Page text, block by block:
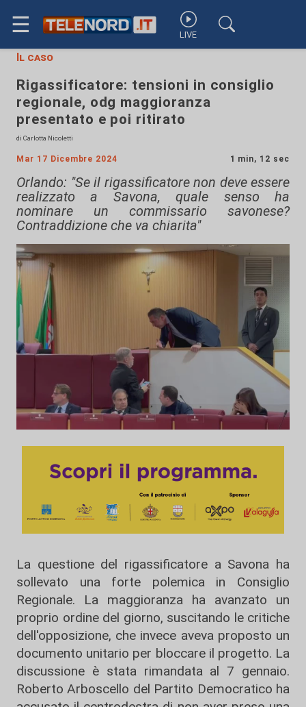
☰ LIVE
Il caso
Rigassificatore: tensioni in consiglio
regionale, odg maggioranza
presentato e poi ritirato
di Carlotta Nicoletti
Mar 17 Dicembre 2024 1 min, 12 sec
Orlando: "Se il rigassificatore non deve essere
realizzato a Savona, quale senso ha
nominare un commissario savonese?
Contraddizione che va chiarita"
La questione del rigassificatore a Savona ha
sollevato una forte polemica in Consiglio
Regionale. La maggioranza ha avanzato un
proprio ordine del giorno, suscitando le critiche
dell'opposizione, che invece aveva proposto un
documento unitario per bloccare il progetto. La
discussione è stata rimandata al 7 gennaio.
Roberto Arboscello del Partito Democratico ha